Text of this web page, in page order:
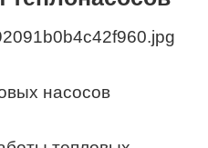
насосов